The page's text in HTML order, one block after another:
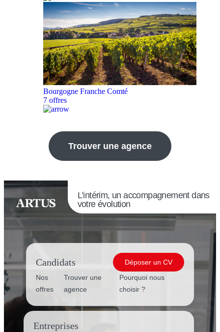
Bourgogne Franche Comté
7 offres
Trouver une agence
L’intérim, un accompagnement dans
votre évolution
Candidats
Déposer un CV
Nos
offres
Trouver une
agence
Pourquoi nous
choisir ?
Entreprises